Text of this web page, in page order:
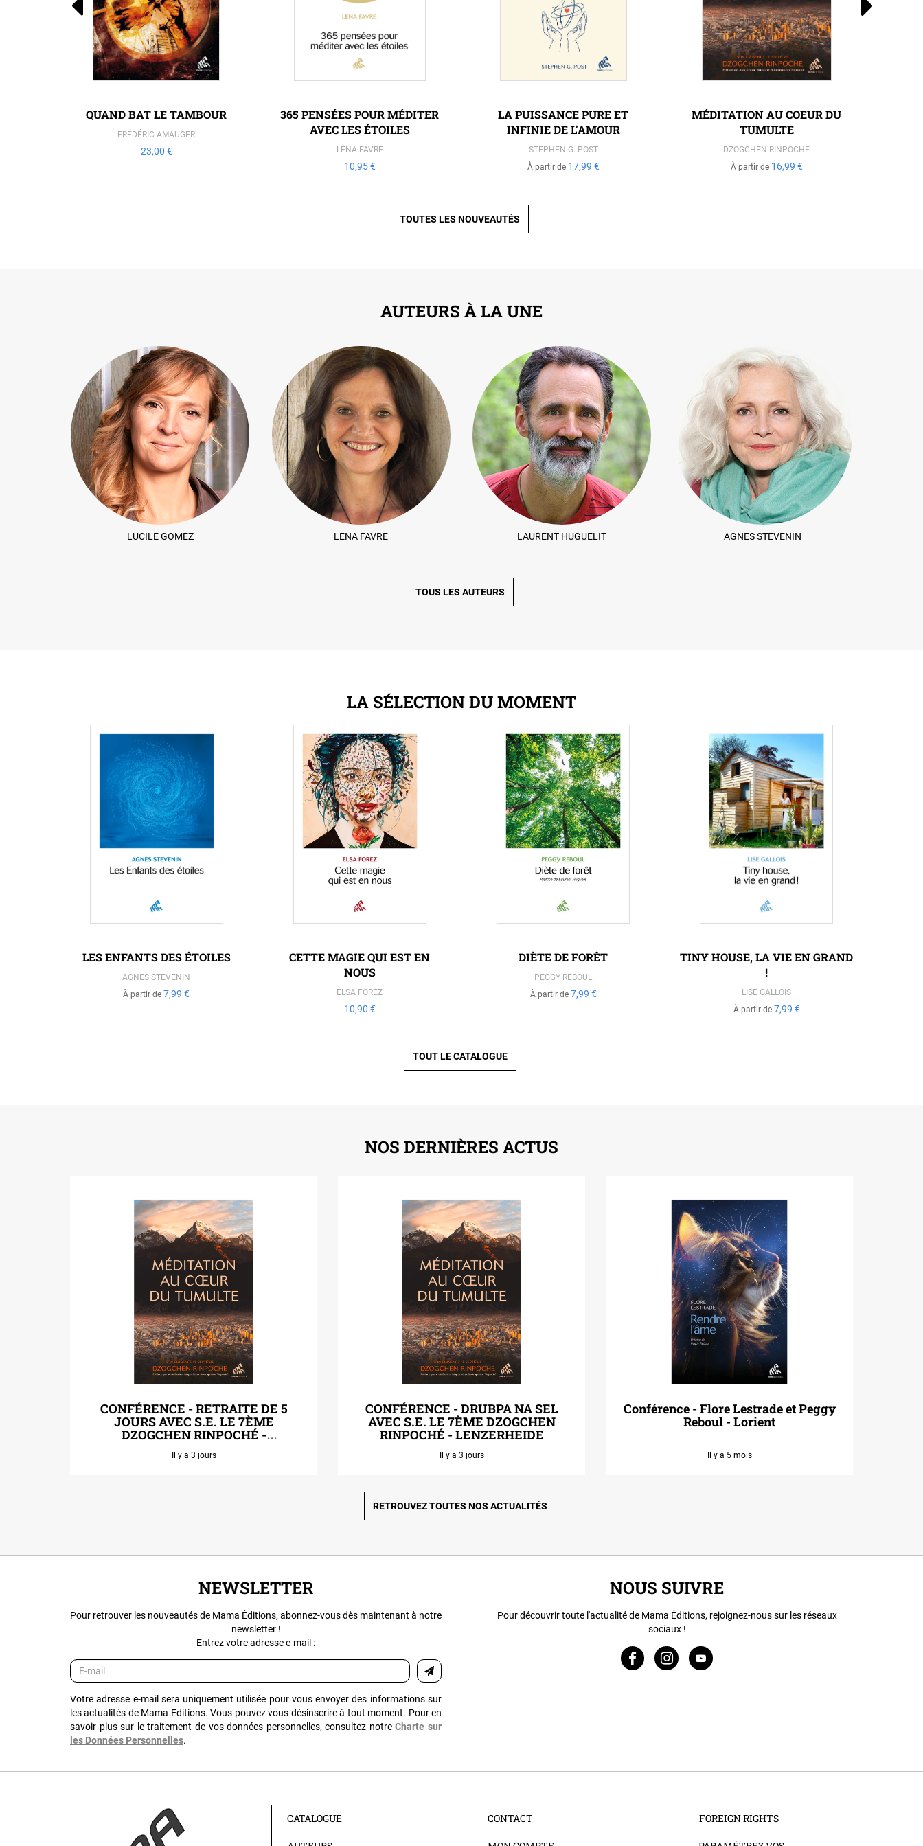
QUAND BAT LE TAMBOUR
FRÉDÉRIC AMAUGER
23,00 €
365 PENSÉES POUR MÉDITER
AVEC LES ÉTOILES
LENA FAVRE
10,95 €
LA PUISSANCE PURE ET
INFINIE DE L'AMOUR
STEPHEN G. POST
À partir de 17,99 €
MÉDITATION AU COEUR DU
TUMULTE
DZOGCHEN RINPOCHE
À partir de 16,99 €
TOUTES LES NOUVEAUTÉS
AUTEURS À LA UNE
LUCILE GOMEZ LENA FAVRE LAURENT HUGUELIT AGNES STEVENIN
TOUS LES AUTEURS
LA SÉLECTION DU MOMENT
LES ENFANTS DES ÉTOILES
AGNES STEVENIN
À partir de 7,99 €
CETTE MAGIE QUI EST EN
NOUS
ELSA FOREZ
10,90 €
DIÈTE DE FORÊT
PEGGY REBOUL
À partir de 7,99 €
TINY HOUSE, LA VIE EN GRAND
!
LISE GALLOIS
À partir de 7,99 €
TOUT LE CATALOGUE
NOS DERNIÈRES ACTUS
CONFÉRENCE - RETRAITE DE 5
JOURS AVEC S.E. LE 7ÈME
DZOGCHEN RINPOCHÉ -
LENZERHEIDE
Il y a 3 jours
CONFÉRENCE - DRUBPA NA SEL
AVEC S.E. LE 7ÈME DZOGCHEN
RINPOCHÉ - LENZERHEIDE
Il y a 3 jours
Conférence - Flore Lestrade et Peggy
Reboul - Lorient
Il y a 5 mois
RETROUVEZ TOUTES NOS ACTUALITÉS
NEWSLETTER
Pour retrouver les nouveautés de Mama Éditions, abonnez-vous dès maintenant à notre
newsletter !
Entrez votre adresse e-mail :
Votre adresse e-mail sera uniquement utilisée pour vous envoyer des informations sur
les actualités de Mama Editions. Vous pouvez vous désinscrire à tout moment. Pour en
savoir plus sur le traitement de vos données personnelles, consultez notre Charte sur
les Données Personnelles.
NOUS SUIVRE
Pour découvrir toute l'actualité de Mama Éditions, rejoignez-nous sur les réseaux
sociaux !
CATALOGUE CONTACT FOREIGN RIGHTS